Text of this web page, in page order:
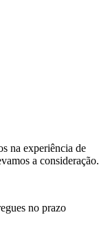
na experiência de
a consideração.
no prazo